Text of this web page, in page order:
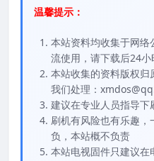
温馨提示：
本站资料均收集于网络
流使用，请下载后24小
本站收集的资料版权归
我们处理：
建议在专业人员指导下
刷机有风险也有乐趣，
负，本站概不负责
本站电视固件只建议